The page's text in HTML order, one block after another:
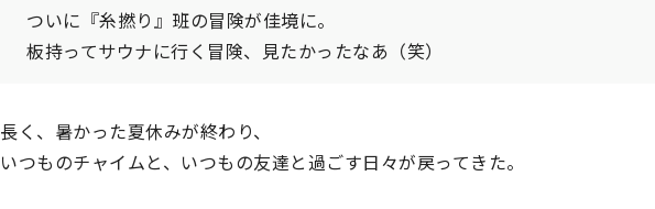
ついに『糸撚り』班の冒険が佳境に。
板持ってサウナに行く冒険、見たかったなあ（笑）
長く、暑かった夏休みが終わり、
いつものチャイムと、いつもの友達と過ごす日々が戻ってきた。